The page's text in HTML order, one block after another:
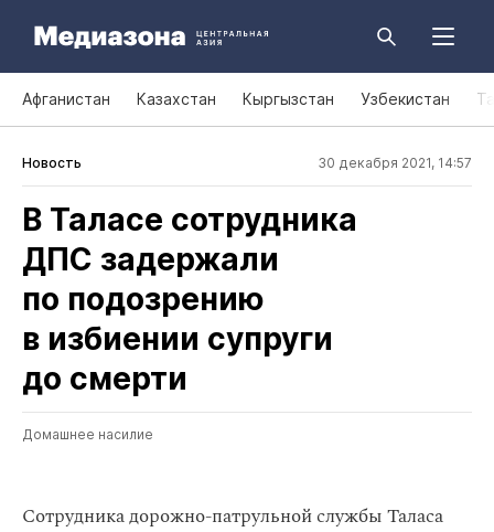
Афганистан Казахстан Кыргызстан Узбекистан
Новость 30 декабря 2021, 14:57
В Таласе сотрудника
ДПС задержали
по подозрению
в избиении супруги
до смерти
Домашнее насилие
Сотрудника дорожно-патрульной службы Таласа